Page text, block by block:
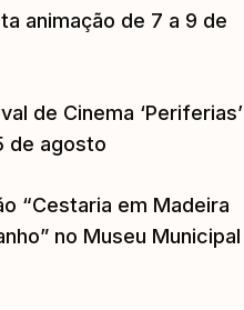
animação de 7 a 9 de
de Cinema ‘Periferias’
de agosto
“Cestaria em Madeira
no Museu Municipal